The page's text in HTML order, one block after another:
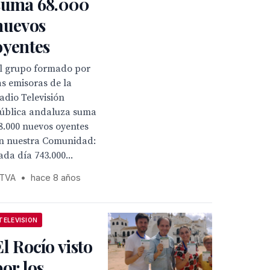
grupo formado por
emisoras de la
Televisión
andaluza suma
nuevos oyentes
nuestra Comunidad:
día 743.000...
• hace 8 años
Rocío visto